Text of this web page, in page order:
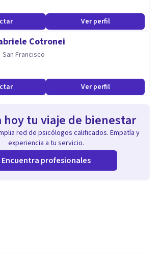
Ver perfil
Cotronei
San Francisco
Ver perfil
hoy tu viaje de bienestar
red de psicólogos calificados. Empatía y
experiencia a tu servicio.
Encuentra profesionales